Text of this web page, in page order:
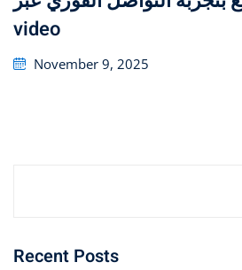
video
Posted
November 9, 2025
Recent Posts